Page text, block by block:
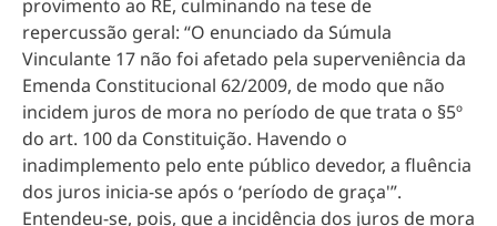
provimento ao RE, culminando na tese de
repercussão geral: “O enunciado da Súmula
Vinculante 17 não foi afetado pela superveniência da
Emenda Constitucional 62/2009, de modo que não
incidem juros de mora no período de que trata o §5º
do art. 100 da Constituição. Havendo o
inadimplemento pelo ente público devedor, a fluência
dos juros inicia-se após o ‘período de graça'”.
Entendeu-se, pois, que a incidência dos juros de mora